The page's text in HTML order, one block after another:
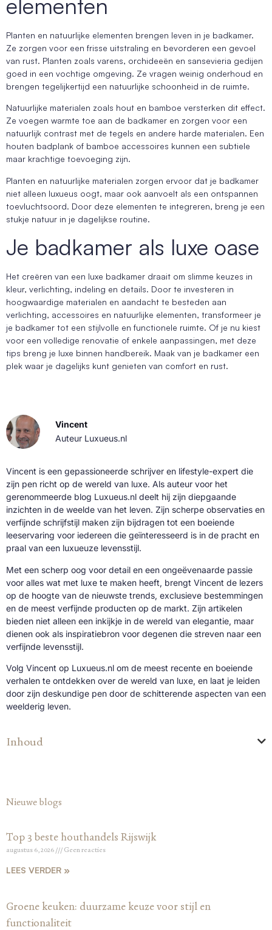
elementen
Planten en natuurlijke elementen brengen leven in je badkamer.
Ze zorgen voor een frisse uitstraling en bevorderen een gevoel
van rust. Planten zoals varens, orchideeën en sansevieria gedijen
goed in een vochtige omgeving. Ze vragen weinig onderhoud en
brengen tegelijkertijd een natuurlijke schoonheid in de ruimte.
Natuurlijke materialen zoals hout en bamboe versterken dit effect.
Ze voegen warmte toe aan de badkamer en zorgen voor een
natuurlijk contrast met de tegels en andere harde materialen. Een
houten badplank of bamboe accessoires kunnen een subtiele
maar krachtige toevoeging zijn.
Planten en natuurlijke materialen zorgen ervoor dat je badkamer
niet alleen luxueus oogt, maar ook aanvoelt als een ontspannen
toevluchtsoord. Door deze elementen te integreren, breng je een
stukje natuur in je dagelijkse routine.
Je badkamer als luxe oase
Het creëren van een luxe badkamer draait om slimme keuzes in
kleur, verlichting, indeling en details. Door te investeren in
hoogwaardige materialen en aandacht te besteden aan
verlichting, accessoires en natuurlijke elementen, transformeer je
je badkamer tot een stijlvolle en functionele ruimte. Of je nu kiest
voor een volledige renovatie of enkele aanpassingen, met deze
tips breng je luxe binnen handbereik. Maak van je badkamer een
plek waar je dagelijks kunt genieten van comfort en rust.
Vincent
Auteur Luxueus.nl
Vincent is een gepassioneerde schrijver en lifestyle-expert die
zijn pen richt op de wereld van luxe. Als auteur voor het
gerenommeerde blog Luxueus.nl deelt hij zijn diepgaande
inzichten in de weelde van het leven. Zijn scherpe observaties en
verfijnde schrijfstijl maken zijn bijdragen tot een boeiende
leeservaring voor iedereen die geïnteresseerd is in de pracht en
praal van een luxueuze levensstijl.
Met een scherp oog voor detail en een ongeëvenaarde passie
voor alles wat met luxe te maken heeft, brengt Vincent de lezers
op de hoogte van de nieuwste trends, exclusieve bestemmingen
en de meest verfijnde producten op de markt. Zijn artikelen
bieden niet alleen een inkijkje in de wereld van elegantie, maar
dienen ook als inspiratiebron voor degenen die streven naar een
verfijnde levensstijl.
Volg Vincent op Luxueus.nl om de meest recente en boeiende
verhalen te ontdekken over de wereld van luxe, en laat je leiden
door zijn deskundige pen door de schitterende aspecten van een
weelderig leven.
Inhoud
Nieuwe blogs
Top 3 beste houthandels Rijswijk
augustus 6, 2026 Geen reacties
LEES VERDER »
Groene keuken: duurzame keuze voor stijl en
functionaliteit